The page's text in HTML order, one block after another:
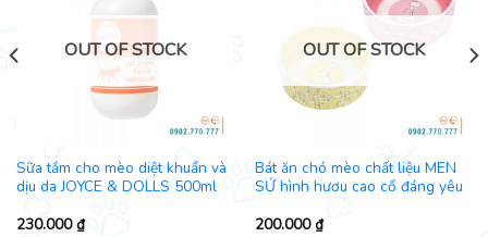
OUT OF STOCK
Sữa tắm cho mèo diệt khuẩn và
dịu da JOYCE & DOLLS 500ml
230.000₫
OUT OF STOCK
Bát ăn chó mèo chất liệu MEN
SỨ hình hươu cao cổ đáng yêu
200.000₫